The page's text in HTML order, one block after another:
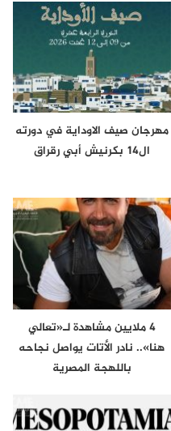
مهرجان صيف الاوداية في دورته
ال14 بكرنيش أبي رقراق
4 ملايين مشاهدة لـ«تعالي
هنا».. نادر الأتات يواصل نجاحه
باللهجة المصرية